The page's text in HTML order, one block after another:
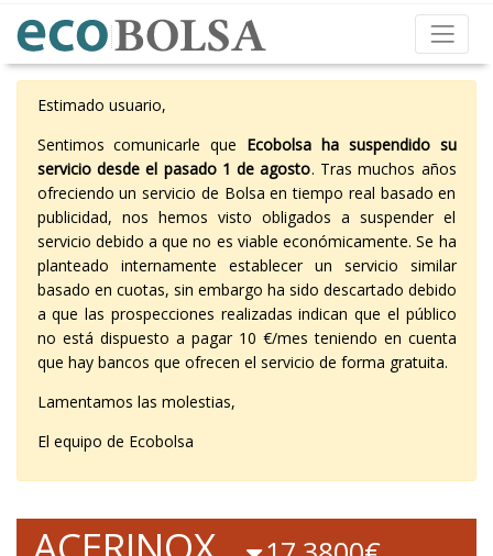
Estimado usuario,
Sentimos comunicarle que Ecobolsa ha suspendido su
servicio desde el pasado 1 de agosto. Tras muchos años
ofreciendo un servicio de Bolsa en tiempo real basado en
publicidad, nos hemos visto obligados a suspender el
servicio debido a que no es viable económicamente. Se ha
planteado internamente establecer un servicio similar
basado en cuotas, sin embargo ha sido descartado debido
a que las prospecciones realizadas indican que el público
no está dispuesto a pagar 10 €/mes teniendo en cuenta
que hay bancos que ofrecen el servicio de forma gratuita.
Lamentamos las molestias,
El equipo de Ecobolsa